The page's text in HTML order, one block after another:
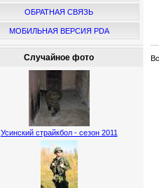
ОБРАТНАЯ СВЯЗЬ
МОБИЛЬНАЯ ВЕРСИЯ PDA
Случайное фото
Усинский страйкбол - сезон 2011